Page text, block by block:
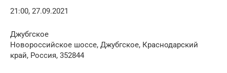
21:00, 27.09.2021
Джубгское
Новороссийское шоссе, Джубгское, Краснодарский
край, Россия, 352844